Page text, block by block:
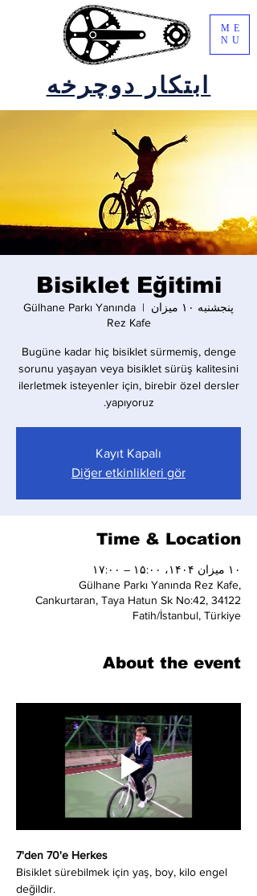
ابتکار دوچرخه
ME
NU
Bisiklet Eğitimi
پنجشنبه ۱۰ میزان
  |
Gülhane Parkı Yanında
Rez Kafe
Bugüne kadar hiç bisiklet sürmemiş, denge
sorunu yaşayan veya bisiklet sürüş kalitesini
ilerletmek isteyenler için, birebir özel dersler
yapıyoruz.
Kayıt Kapalı
Diğer etkinlikleri gör
Time & Location
۱۰ میزان ۱۴۰۴، ۱۵:۰۰ – ۱۷:۰۰
Gülhane Parkı Yanında Rez Kafe,
Cankurtaran, Taya Hatun Sk No:42, 34122
Fatih/İstanbul, Türkiye
About the event
7'den 70'e Herkes
Bisiklet sürebilmek için yaş, boy, kilo engel
değildir.